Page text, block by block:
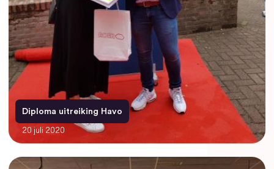
Diploma uitreiking Havo
20 juli 2020